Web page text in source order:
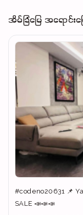
အိမ်ခြံမြေ အရောင်းကြ
#codeno20631 📌 Yankin Township 📌 Kanbae Condo for
SALE 📣📣📣